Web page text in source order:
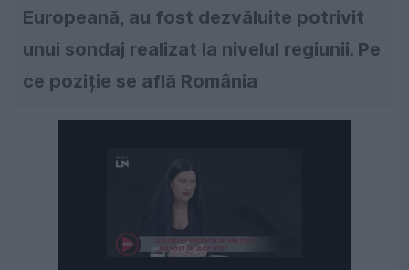
Europeană, au fost dezvăluite potrivit
unui sondaj realizat la nivelul regiunii. Pe
ce poziție se află România